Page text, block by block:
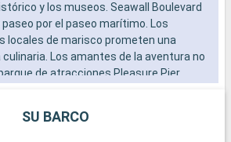
y los museos. Seawall Boulevard
por el paseo marítimo. Los
locales de marisco prometen una
Los amantes de la aventura no
de atracciones Pleasure Pier.
SU BARCO